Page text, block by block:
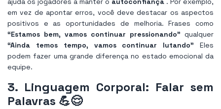
em vez de apontar erros, você deve destacar os aspectos
positivos e as oportunidades de melhoria. Frases como
“Estamos bem, vamos continuar pressionando” qualquer
“Ainda temos tempo, vamos continuar lutando” Eles
podem fazer uma grande diferença no estado emocional da
equipe.
3. Linguagem Corporal: Falar sem
Palavras 💪😌